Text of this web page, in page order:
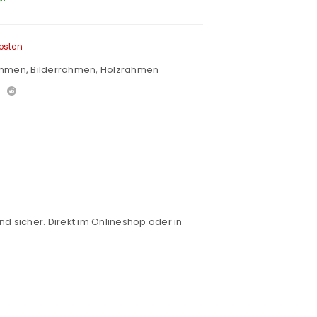
,Bilderrahmen, Holzrahmen
sicher. Direkt im Onlineshop oder in